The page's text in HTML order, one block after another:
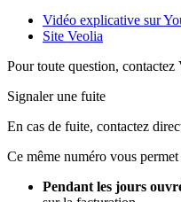
Vidéo explicative sur
Site Veolia
Pour toute question, contactez
Signaler une fuite
En cas de fuite, contactez
Ce même numéro vous
Pendant les jours